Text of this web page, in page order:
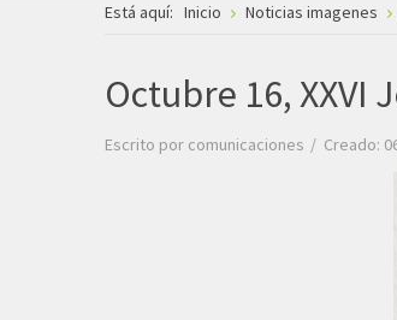
Está aquí: Inicio Noticias imagenes
Octubre 16, XXVI
Escrito por comunicaciones Creado: